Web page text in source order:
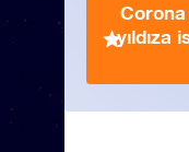
yıldıza